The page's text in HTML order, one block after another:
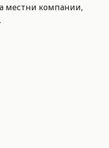
местни компании,